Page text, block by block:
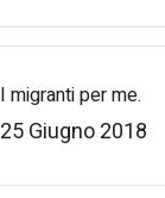
I migranti per me.
25 Giugno 2018